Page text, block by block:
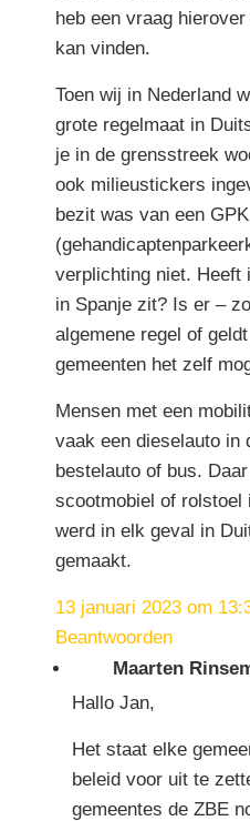
heb een vraag
kan vinden.
Toen wij in Nederland
grote regelmaat in
je in de grensstreek
ook milieustickers
bezit was van een GPK
verplichting niet. Heeft
in Spanje zit? Is er –
algemene regel of
gemeenten het zelf
Mensen met een
vaak een dieselauto in
bestelauto of bus.
scootmobiel of rolstoel
werd in elk geval in
gemaakt.
13 januari 2023 om
Beantwoorden
Maarten
Hallo Jan,
Het staat elke
beleid voor uit te
gemeentes de ZBE